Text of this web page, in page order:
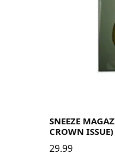
SNEEZE
CROWN ISSUE)
29.99